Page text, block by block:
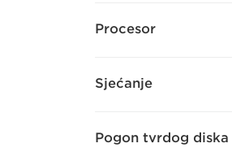
Procesor
Sjećanje
Pogon tvrdog diska